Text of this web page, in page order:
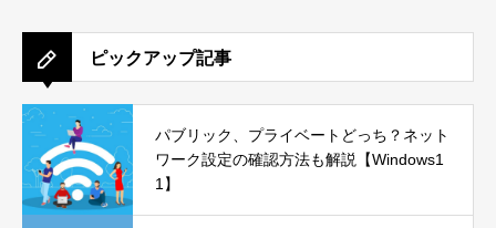
ピックアップ記事
パブリック、プライベートどっち？ネット
ワーク設定の確認方法も解説【Windows1
1】